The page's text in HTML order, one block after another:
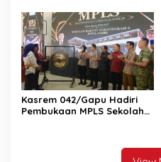
Kasrem 042/Gapu Hadiri
Pembukaan MPLS Sekolah